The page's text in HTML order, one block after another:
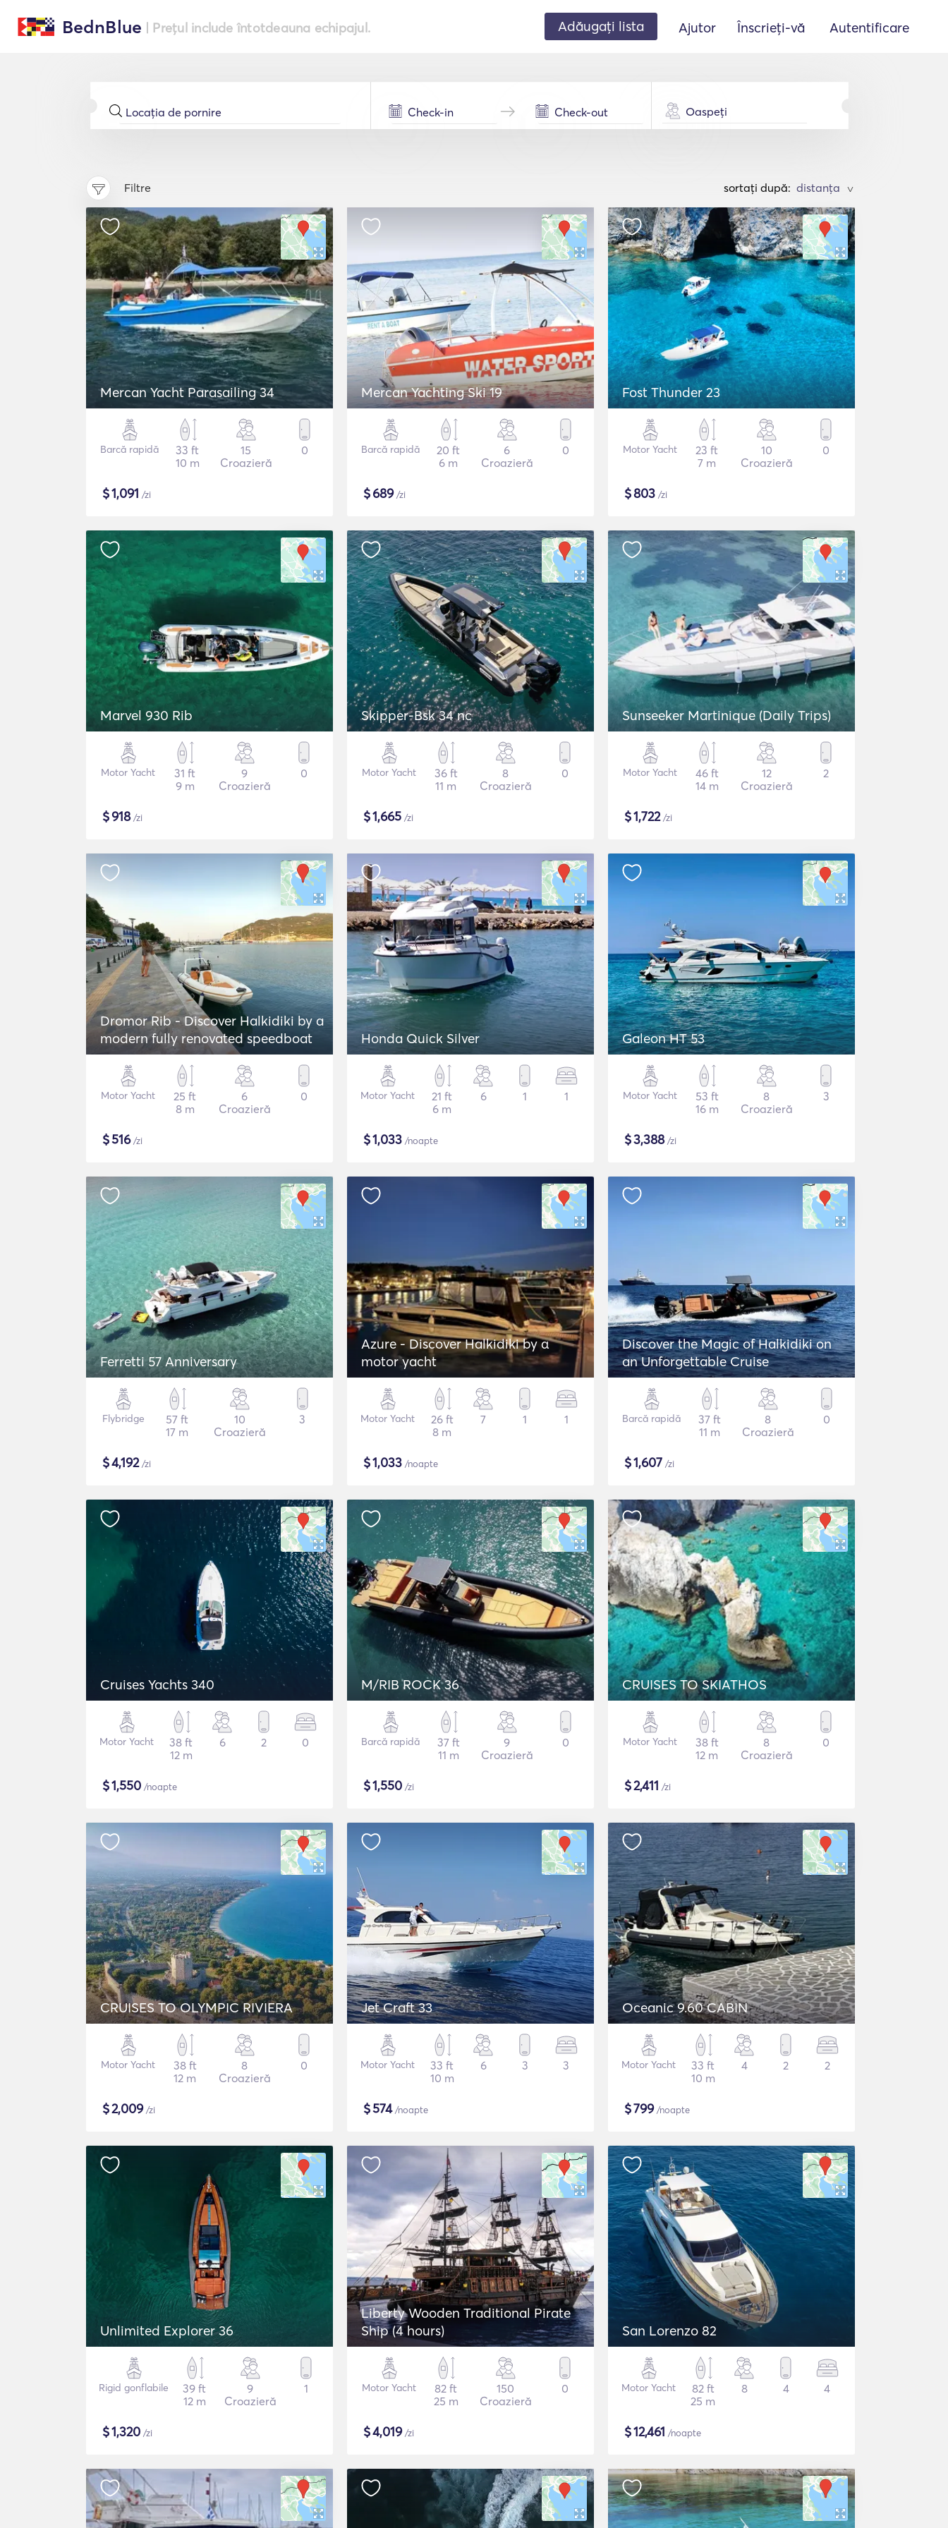
BednBlue | Prețul include întotdeauna echipajul. Adăugați lista Ajutor Înscrieți-vă Autentificare
Oaspeți
Filtre sortați după: >
Mercan Yacht Parasailing 34
Barcă rapidă
33 ft
10 m
15
Croazieră
0
$1,091 /zi
Mercan Yachting Ski 19
Barcă rapidă
20 ft
6 m
6
Croazieră
0
$689/zi
Fost Thunder 23
Motor Yacht
23 ft
7 m
10
Croazieră
0
$803 /zi
Marvel 930 Rib
Motor Yacht
31 ft
9 m
9
Croazieră
0
$918/zi
Skipper-Bsk 34 nc
Motor Yacht
36 ft
11 m
8
Croazieră
0
$1,665 /zi
Sunseeker Martinique (Daily Trips)
Motor Yacht
46 ft
14 m
12
Croazieră
2
$1,722/zi
Dromor Rib - Discover Halkidiki by a
modern fully renovated speedboat
Motor Yacht
25 ft
8 m
6
Croazieră
0
$516/zi
Honda Quick Silver
Motor Yacht
21 ft
6 m
6 1 1
$1,033 /noapte
Galeon HT 53
Motor Yacht
53 ft
16 m
8
Croazieră
3
$3,388/zi
Ferretti 57 Anniversary
Flybridge
57 ft
17 m
10
Croazieră
3
$4,192/zi
Azure - Discover Halkidiki by α
motor yacht
Motor Yacht
26 ft
8 m
7 1 1
$1,033 /noapte
Discover the Magic of Halkidiki on
an Unforgettable Cruise
Barcă rapidă
37 ft
11 m
8
Croazieră
0
$1,607 /zi
Cruises Yachts 340
Motor Yacht
38 ft
12 m
6 2 0
$1,550 /noapte
M/RIB ROCK 36
Barcă rapidă
37 ft
11 m
9
Croazieră
0
$1,550 /zi
CRUISES TO SKIATHOS
Motor Yacht
38 ft
12 m
8
Croazieră
0
$2,411 /zi
CRUISES TO OLYMPIC RIVIERA
Motor Yacht
38 ft
12 m
8
Croazieră
0
$2,009/zi
Jet Craft 33
Motor Yacht
33 ft
10 m
6 3 3
$574/noapte
Oceanic 9.60 CABIN
Motor Yacht
33 ft
10 m
4 2 2
$799/noapte
Unlimited Explorer 36
Rigid gonflabile
39 ft
12 m
9
Croazieră
1
$1,320 /zi
Liberty Wooden Traditional Pirate
Ship (4 hours)
Motor Yacht
82 ft
25 m
150
Croazieră
0
$4,019/zi
San Lorenzo 82
Motor Yacht
82 ft
25 m
8 4 4
$12,461 /noapte